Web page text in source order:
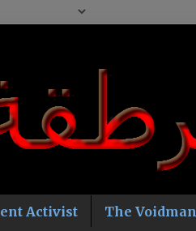
The Voidman
Activist